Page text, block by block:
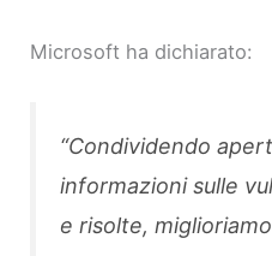
Microsoft ha dichiarato:
“Condividendo
informazioni sulle
e risolte,